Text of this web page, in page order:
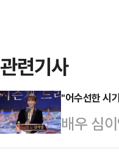
관련기사
"어수선한 시
배우 심
상암동